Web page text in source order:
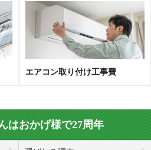
エアコン取り付け工事費
はおかげ様で27周年